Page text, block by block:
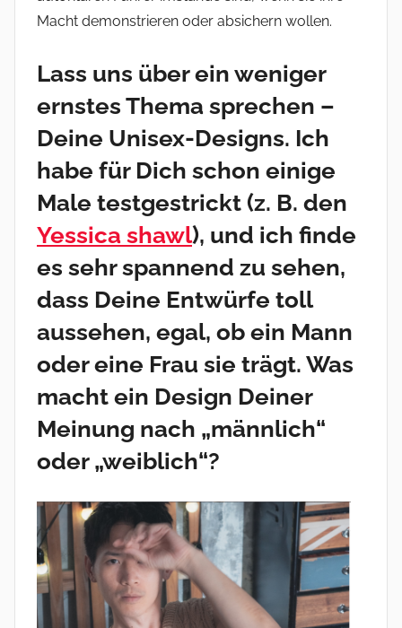
Macht demonstrieren oder absichern wollen.
Lass uns über ein weniger
ernstes Thema sprechen –
Deine Unisex-Designs. Ich
habe für Dich schon einige
Male testgestrickt (z. B. den
Yessica shawl), und ich finde
es sehr spannend zu sehen,
dass Deine Entwürfe toll
aussehen, egal, ob ein Mann
oder eine Frau sie trägt. Was
macht ein Design Deiner
Meinung nach „männlich“
oder „weiblich“?